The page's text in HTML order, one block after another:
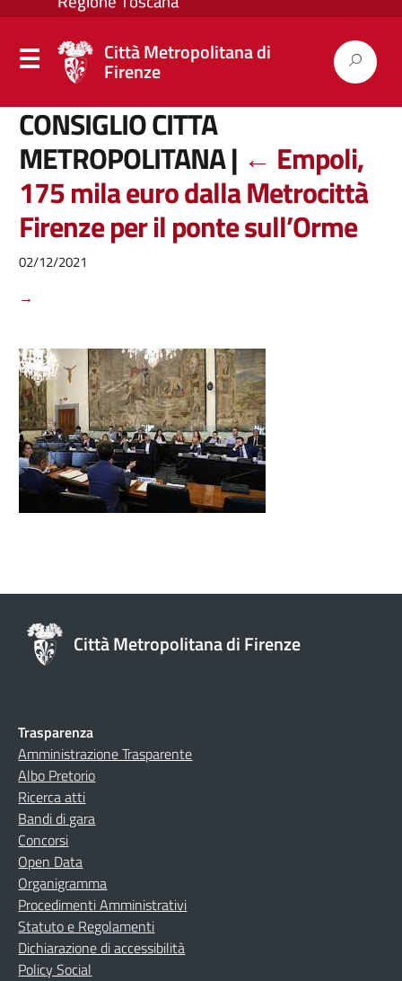
Città Metropolitana di
Firenze
CONSIGLIO CITTA
METROPOLITANA| ← Empoli,
175 mila euro dalla Metrocittà
Firenze per il ponte sull’Orme
02/12/2021
→
Città Metropolitana di Firenze
Trasparenza
Amministrazione Trasparente
Albo Pretorio
Ricerca atti
Bandi di gara
Concorsi
Open Data
Organigramma
Procedimenti Amministrativi
Statuto e Regolamenti
Dichiarazione di accessibilità
Policy Social